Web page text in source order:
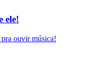
ele!
pra ouvir música!